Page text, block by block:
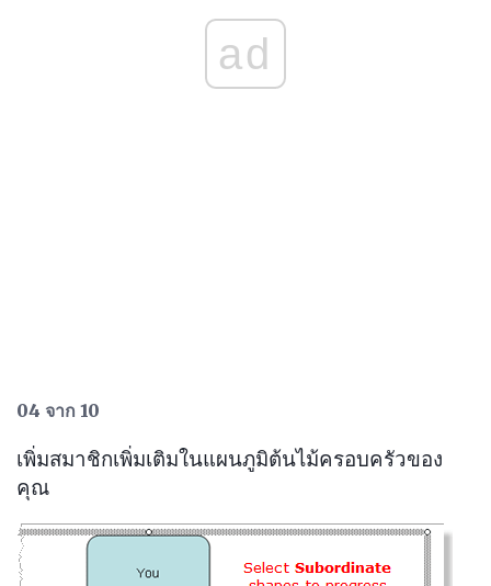
ad
04 จาก 10
เพิ่มสมาชิกเพิ่มเติมในแผนภูมิต้นไม้ครอบครัวของ
คุณ